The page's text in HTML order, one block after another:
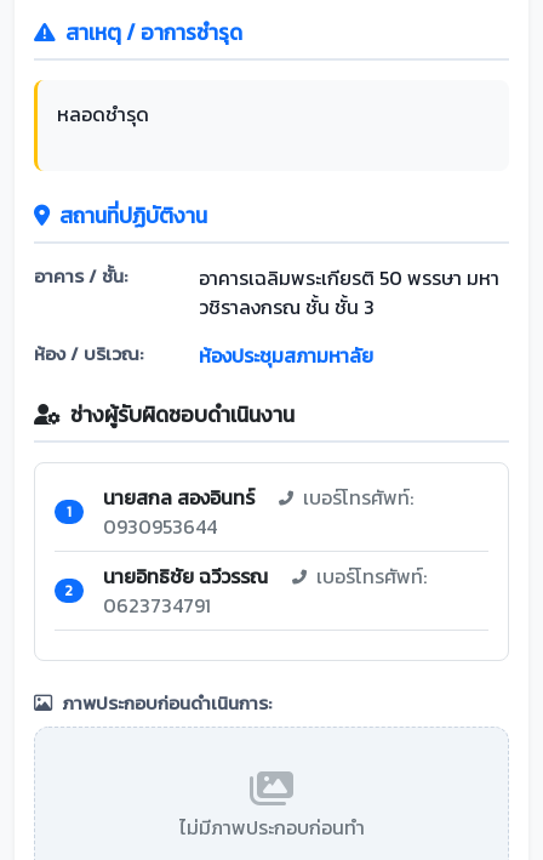
สาเหตุ / อาการชำรุด
หลอดชำรุด
สถานที่ปฏิบัติงาน
อาคาร / ชั้น:
อาคารเฉลิมพระเกียรติ 50 พรรษา มหา
วชิราลงกรณ ชั้น ชั้น 3
ห้อง / บริเวณ: ห้องประชุมสภามหาลัย
ช่างผู้รับผิดชอบดำเนินงาน
1 นายสกล สองอินทร์
เบอร์โทรศัพท์:
0930953644
2 นายอิทธิชัย ฉวีวรรณ
เบอร์โทรศัพท์:
0623734791
ภาพประกอบก่อนดำเนินการ:
ไม่มีภาพประกอบก่อนทำ